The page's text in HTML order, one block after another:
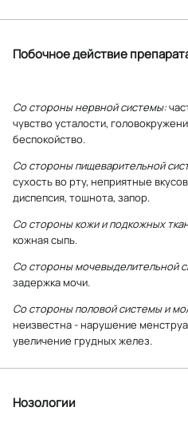
Побочное действие
Со стороны нервной системы:
чувство усталости,
беспокойство.
Со стороны пищеварительной
сухость во рту, неприятные
диспепсия, тошнота, запор.
Со стороны кожи и подкожных
кожная сыпь.
Со стороны мочевыделительной
задержка мочи.
Со стороны половой системы и
неизвестна - нарушение
увеличение грудных желез.
Нозологии